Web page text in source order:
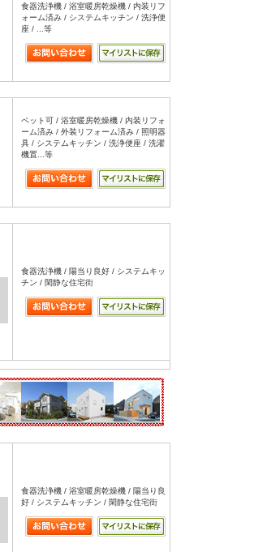
食器洗浄機 / 浴室暖房乾燥機 / 内装リフ
ォーム済み / システムキッチン / 洗浄便
座 / ...等
ペット可 / 浴室暖房乾燥機 / 内装リフォ
ーム済み / 外装リフォーム済み / 照明器
具 / システムキッチン / 洗浄便座 / 洗濯
機置...等
食器洗浄機 / 陽当り良好 / システムキッ
チン / 閑静な住宅街
食器洗浄機 / 浴室暖房乾燥機 / 陽当り良
好 / システムキッチン / 閑静な住宅街